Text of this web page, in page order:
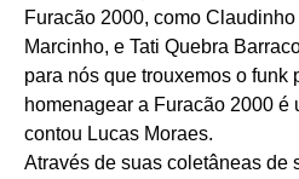
Furacão 2000, como
Marcinho, e Tati Quebra
para nós que trouxemos o funk
homenagear a Furacão 2000 é
contou Lucas Moraes.
Através de suas coletâneas de